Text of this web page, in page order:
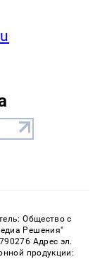
Общество с
Решения"
Адрес эл.
продукции: